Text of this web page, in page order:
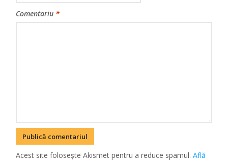
Comentariu *
Acest site folosește Akismet pentru a reduce spamul.Află